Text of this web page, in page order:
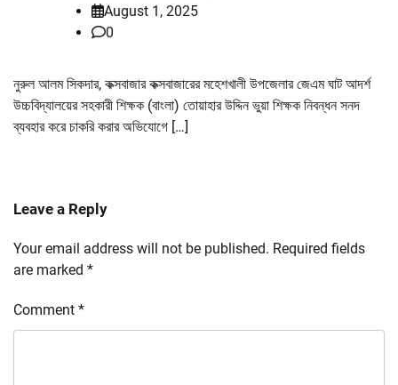
August 1, 2025
0
নুরুল আলম সিকদার, কক্সবাজার কক্সবাজারের মহেশখালী উপজেলার জেএম ঘাট আদর্শ
উচ্চবিদ্যালয়ের সহকারী শিক্ষক (বাংলা) তোয়াহার উদ্দিন ভুয়া শিক্ষক নিবন্ধন সনদ
ব্যবহার করে চাকরি করার অভিযোগে […]
Leave a Reply
Your email address will not be published. Required fields
are marked *
Comment *